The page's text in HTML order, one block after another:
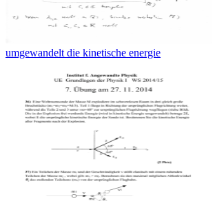
umgewandelt die kinetische energie